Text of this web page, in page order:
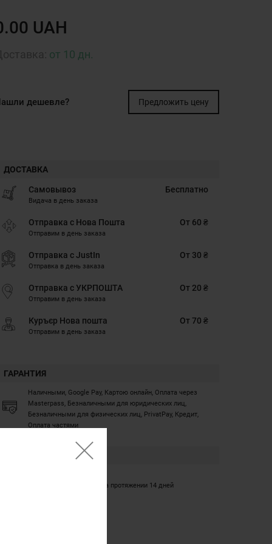
UAH
от 10 дн.
дешевле? Предложить цену
ДОСТАВКА
Самовывоз
Видача в день заказа
Бесплатно
Отправка с Нова Пошта
Отправим в день заказа
От 60 ₴
Отправка с JustIn
Отправка в день заказа
От 30 ₴
Отправка с УКРПОШТА
Отправим в день заказа
От 20 ₴
Куръєр Нова пошта
Отправим в день заказа
От 70 ₴
ГАРАНТИЯ
Наличными, Google Pay, Картою онлайн, Оплата через
Masterpass, Безналичными для юридических лиц,
Безналичными для физических лиц, PrivatPay, Кредит,
Оплата частями
Обмен/возврат товара на протяжении 14 дней